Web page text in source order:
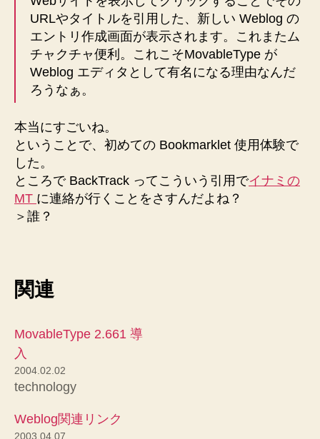
URLやタイトルを引用した、新しい Weblog の
エントリ作成画面が表示されます。これまたム
チャクチャ便利。これこそMovableType が
Weblog エディタとして有名になる理由なんだ
ろうなぁ。
本当にすごいね。
ということで、初めての Bookmarklet 使用体験で
した。
ところで BackTrack ってこういう引用でイナミの
MT に連絡が行くことをさすんだよね？
＞誰？
関連
MovableType 2.661 導
入
2004.02.02
technology
Weblog関連リンク
2003.04.07